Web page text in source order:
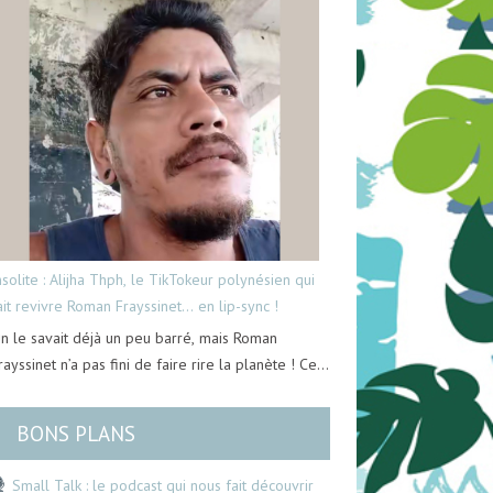
: Alijha Thph, le TikTokeur polynésien qui
revivre Roman Frayssinet… en lip-sync !
le savait déjà un peu barré, mais Roman
n’a pas fini de faire rire la planète ! Ce…
BONS PLANS
Small Talk : le podcast qui nous fait découvrir